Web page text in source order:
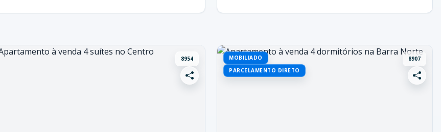
8954
MOBILIADO
PARCELAMENTO DIRETO
8907